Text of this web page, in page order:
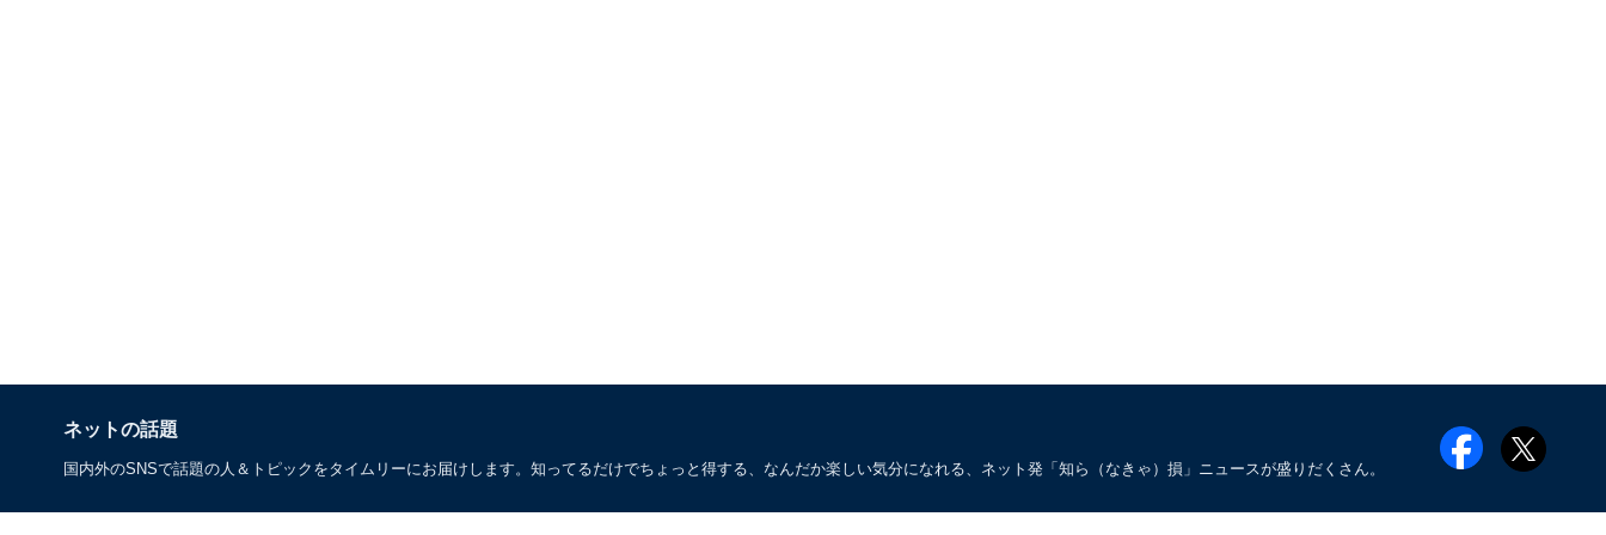
ネットの話題
国内外のSNSで話題の人＆トピックをタイムリーにお届けします。知ってるだけでちょっと得する、なんだか楽しい気分になれる、ネット発「知ら（なきゃ）損」ニュースが盛りだくさん。